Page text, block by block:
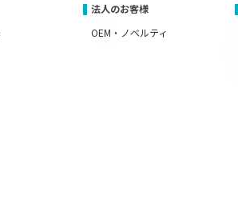
法人のお客様
OEM・ノベルティ